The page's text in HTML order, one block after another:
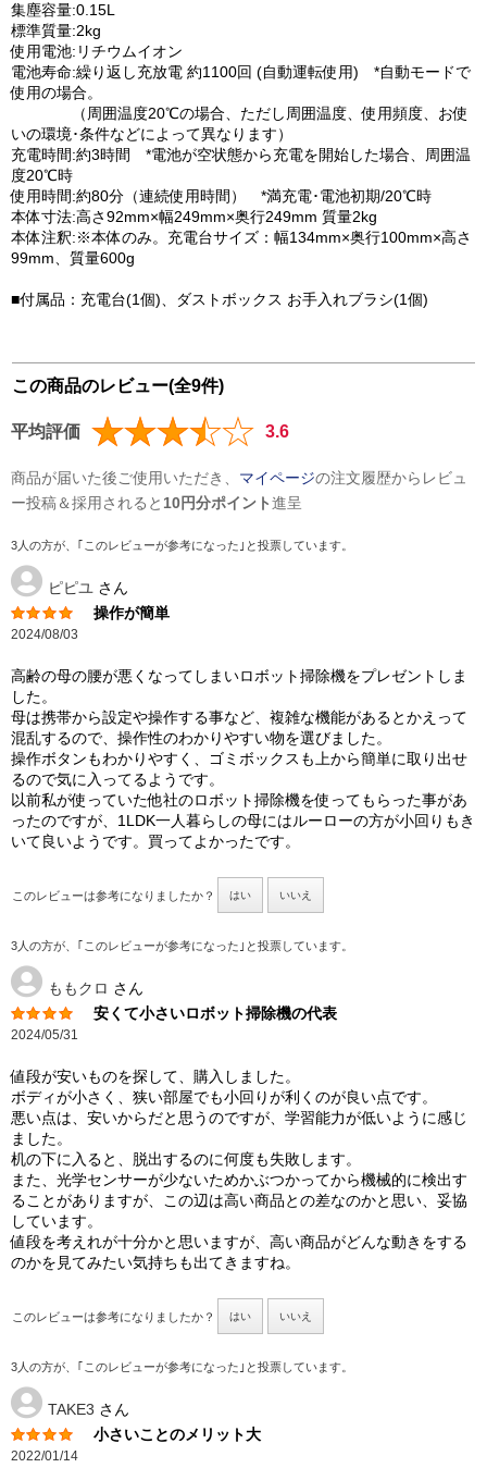
集塵容量:0.15L
標準質量:2kg
使用電池:リチウムイオン
電池寿命:繰り返し充放電 約1100回 (自動運転使用) *自動モードで
使用の場合。
（周囲温度20℃の場合、ただし周囲温度、使用頻度、お使
いの環境･条件などによって異なります）
充電時間:約3時間 *電池が空状態から充電を開始した場合、周囲温
度20℃時
使用時間:約80分（連続使用時間） *満充電･電池初期/20℃時
本体寸法:高さ92mm×幅249mm×奥行249mm 質量2kg
本体注釈:※本体のみ。充電台サイズ：幅134mm×奥行100mm×高さ
99mm、質量600g
■付属品：充電台(1個)、ダストボックス お手入れブラシ(1個)
この商品のレビュー(全9件)
平均評価 3.6
商品が届いた後ご使用いただき、 マイページの注文履歴からレビュ
ー投稿＆採用されると 10円分ポイント進呈
3人の方が、｢このレビューが参考になった｣と投票しています。
ピピユ さん
操作が簡単
2024/08/03
高齢の母の腰が悪くなってしまいロボット掃除機をプレゼントしま
した。
母は携帯から設定や操作する事など、複雑な機能があるとかえって
混乱するので、操作性のわかりやすい物を選びました。
操作ボタンもわかりやすく、ゴミボックスも上から簡単に取り出せ
るので気に入ってるようです。
以前私が使っていた他社のロボット掃除機を使ってもらった事があ
ったのですが、1LDK一人暮らしの母にはルーローの方が小回りもき
いて良いようです。買ってよかったです。
このレビューは参考になりましたか？ はい いいえ
3人の方が、｢このレビューが参考になった｣と投票しています。
ももクロ さん
安くて小さいロボット掃除機の代表
2024/05/31
値段が安いものを探して、購入しました。
ボディが小さく、狭い部屋でも小回りが利くのが良い点です。
悪い点は、安いからだと思うのですが、学習能力が低いように感じ
ました。
机の下に入ると、脱出するのに何度も失敗します。
また、光学センサーが少ないためかぶつかってから機械的に検出す
ることがありますが、この辺は高い商品との差なのかと思い、妥協
しています。
値段を考えれが十分かと思いますが、高い商品がどんな動きをする
のかを見てみたい気持ちも出てきますね。
このレビューは参考になりましたか？ はい いいえ
3人の方が、｢このレビューが参考になった｣と投票しています。
TAKE3 さん
小さいことのメリット大
2022/01/14